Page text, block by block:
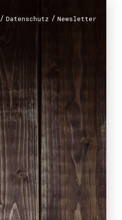
/ Datenschutz / Newsletter